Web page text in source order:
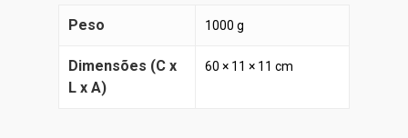
Peso 1000 g
Dimensões (C x
L x A)
60 × 11 × 11 cm